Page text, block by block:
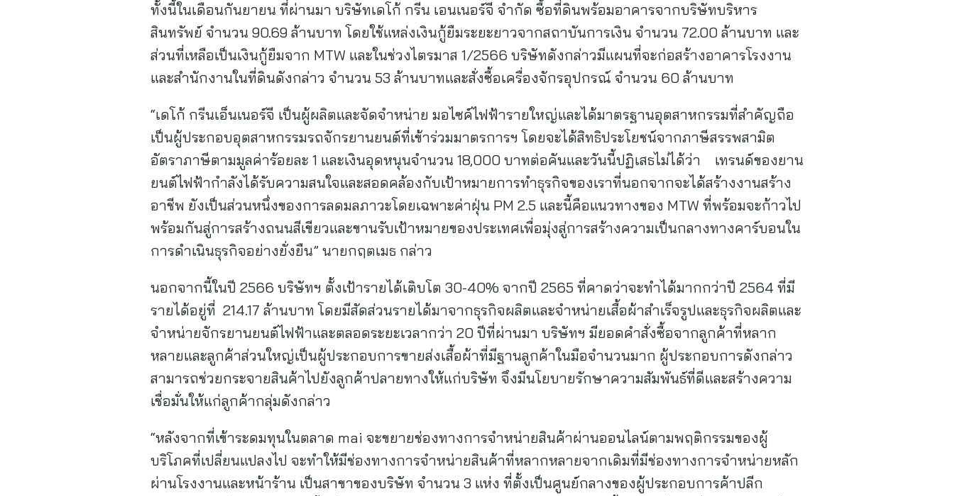
ทั้งนี้ในเดือนกันยายน ที่ผ่านมา บริษัทเดโก้ กรีน เอนเนอร์จี จำกัด ซื้อที่ดินพร้อมอาคารจากบริษัทบริหาร
สินทรัพย์ จำนวน 90.69 ล้านบาท โดยใช้แหล่งเงินกู้ยืมระยะยาวจากสถาบันการเงิน จำนวน 72.00 ล้านบาท และ
ส่วนที่เหลือเป็นเงินกู้ยืมจาก MTW และในช่วงไตรมาส 1/2566 บริษัทดังกล่าวมีแผนที่จะก่อสร้างอาคารโรงงาน
และสำนักงานในที่ดินดังกล่าว จำนวน 53 ล้านบาทและสั่งซื้อเครื่องจักรอุปกรณ์ จำนวน 60 ล้านบาท
“เดโก้ กรีนเอ็นเนอร์จี เป็นผู้ผลิตและจัดจำหน่าย มอไซค์ไฟฟ้ารายใหญ่และได้มาตรฐานอุตสาหกรรมที่สำคัญถือ
เป็นผู้ประกอบอุตสาหกรรมรถจักรยานยนต์ที่เข้าร่วมมาตรการฯ โดยจะได้สิทธิประโยชน์จากภาษีสรรพสามิต
อัตราภาษีตามมูลค่าร้อยละ 1 และเงินอุดหนุนจำนวน 18,000 บาทต่อคันและวันนี้ปฏิเสธไม่ได้ว่า เทรนด์ของยาน
ยนต์ไฟฟ้ากำลังได้รับความสนใจและสอดคล้องกับเป้าหมายการทำธุรกิจของเราที่นอกจากจะได้สร้างงานสร้าง
อาชีพ ยังเป็นส่วนหนึ่งของการลดมลภาวะโดยเฉพาะค่าฝุ่น PM 2.5 และนี้คือแนวทางของ MTW ที่พร้อมจะก้าวไป
พร้อมกันสู่การสร้างถนนสีเขียวและขานรับเป้าหมายของประเทศเพื่อมุ่งสู่การสร้างความเป็นกลางทางคาร์บอนใน
การดำเนินธุรกิจอย่างยั่งยืน” นายกฤตเมธ กล่าว
นอกจากนี้ในปี 2566 บริษัทฯ ตั้งเป้ารายได้เติบโต 30-40% จากปี 2565 ที่คาดว่าจะทำได้มากกว่าปี 2564 ที่มี
รายได้อยู่ที่ 214.17 ล้านบาท โดยมีสัดส่วนรายได้มาจากธุรกิจผลิตและจำหน่ายเสื้อผ้าสำเร็จรูปและธุรกิจผลิตและ
จำหน่ายจักรยานยนต์ไฟฟ้าและตลอดระยะเวลากว่า 20 ปีที่ผ่านมา บริษัทฯ มียอดคำสั่งซื้อจากลูกค้าที่หลาก
หลายและลูกค้าส่วนใหญ่เป็นผู้ประกอบการขายส่งเสื้อผ้าที่มีฐานลูกค้าในมือจำนวนมาก ผู้ประกอบการดังกล่าว
สามารถช่วยกระจายสินค้าไปยังลูกค้าปลายทางให้แก่บริษัท จึงมีนโยบายรักษาความสัมพันธ์ที่ดีและสร้างความ
เชื่อมั่นให้แก่ลูกค้ากลุ่มดังกล่าว
“หลังจากที่เข้าระดมทุนในตลาด mai จะขยายช่องทางการจำหน่ายสินค้าผ่านออนไลน์ตามพฤติกรรมของผู้
บริโภคที่เปลี่ยนแปลงไป จะทำให้มีช่องทางการจำหน่ายสินค้าที่หลากหลายจากเดิมที่มีช่องทางการจำหน่ายหลัก
ผ่านโรงงานและหน้าร้าน เป็นสาขาของบริษัท จำนวน 3 แห่ง ที่ตั้งเป็นศูนย์กลางของผู้ประกอบการค้าปลีก